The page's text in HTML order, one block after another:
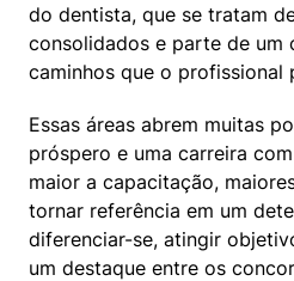
do dentista, que se tratam
consolidados e parte de um
caminhos que o profissional
Essas áreas abrem muitas
próspero e uma carreira
maior a capacitação,
tornar referência em um
diferenciar-se, atingir
um destaque entre os